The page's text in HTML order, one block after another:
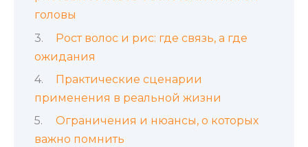
головы
Рост волос и рис: где связь, а где
ожидания
Практические сценарии
применения в реальной жизни
Ограничения и нюансы, о которых
важно помнить